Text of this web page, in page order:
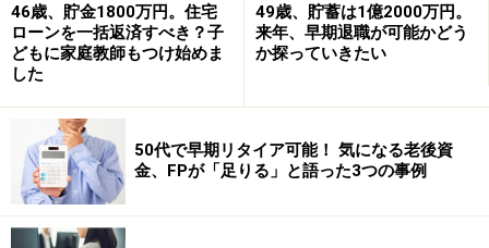
46歳、貯金1800万円。住宅
ローンを一括返済すべき？子
どもに家庭教師もつけ始めま
した
49歳、貯蓄は1億2000万円。
来年、早期退職が可能かどう
か探っていきたい
50代で早期リタイア可能！ 気になる老後資
金、FPが「足りる」と語った3つの事例